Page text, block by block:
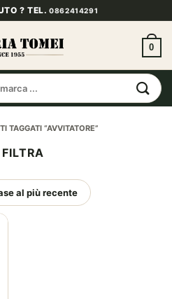
? TEL.0862414291
0
TAGGATI “AVVITATORE”
FILTRA